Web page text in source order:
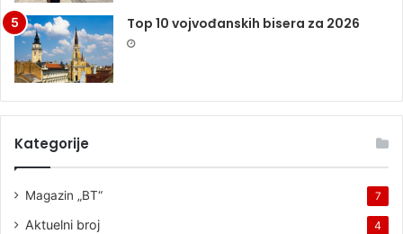
Top 10 vojvođanskih bisera za 2026
Kategorije
Magazin „BT“ 7
Aktuelni broj 4